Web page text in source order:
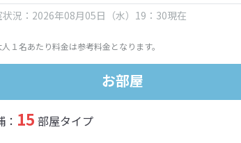
状況：2026年08月05日（水）19：30現在
１名あたり料金は参考料金となります。
お部屋
15 部屋タイプ